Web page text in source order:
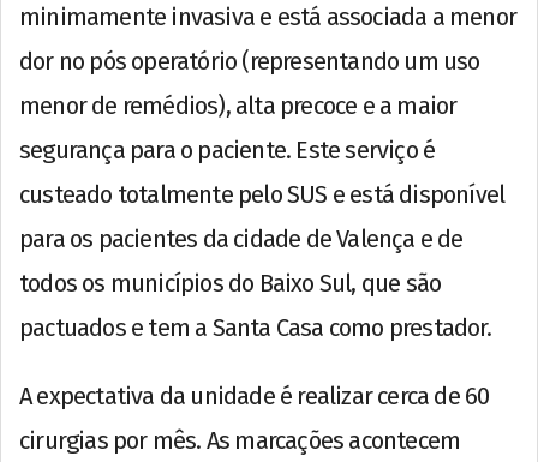
minimamente invasiva e está associada a menor
dor no pós operatório (representando um uso
menor de remédios), alta precoce e a maior
segurança para o paciente. Este serviço é
custeado totalmente pelo SUS e está disponível
para os pacientes da cidade de Valença e de
todos os municípios do Baixo Sul, que são
pactuados e tem a Santa Casa como prestador.
A expectativa da unidade é realizar cerca de 60
cirurgias por mês. As marcações acontecem